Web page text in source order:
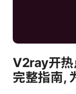
V2ray开热
完整指南,